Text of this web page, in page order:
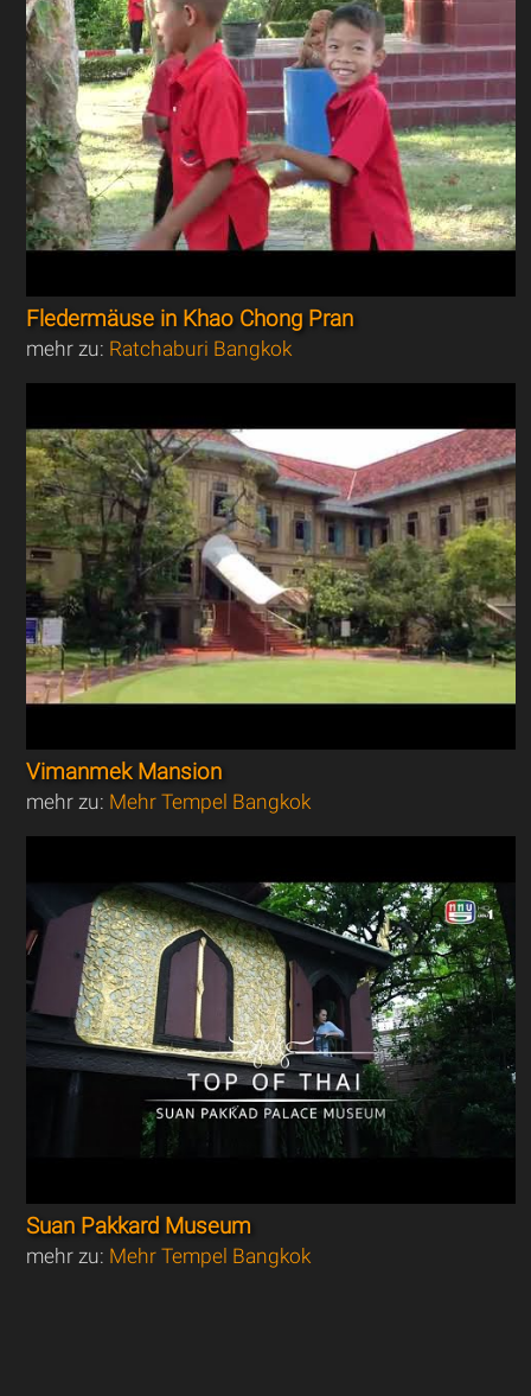
Fledermäuse in Khao Chong Pran
mehr zu: Ratchaburi Bangkok
Vimanmek Mansion
mehr zu: Mehr Tempel Bangkok
Suan Pakkard Museum
mehr zu: Mehr Tempel Bangkok